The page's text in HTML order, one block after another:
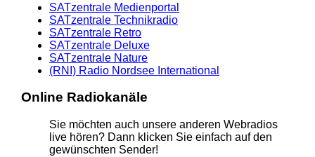
SATzentrale Medienportal
SATzentrale Technikradio
SATzentrale Retro
SATzentrale Deluxe
SATzentrale Nature
(RNI) Radio Nordsee International
Online Radiokanäle
Sie möchten auch unsere anderen Webradios
live hören? Dann klicken Sie einfach auf den
gewünschten Sender!